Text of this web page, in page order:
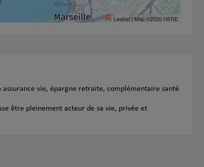
Leaflet| Map ©2026 HERE
assurance vie, épargne retraite, complémentaire santé
être pleinement acteur de sa vie, privée et